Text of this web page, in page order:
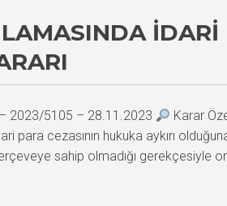
2023/5105 – 28.11.2023
Karar
para cezasının hukuka aykırı
sahip olmadığı gerekçesiyle